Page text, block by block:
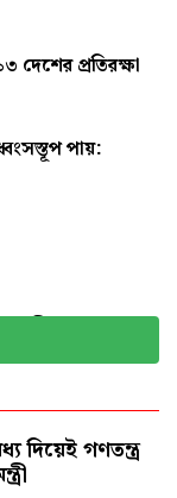
দেশের প্রতিরক্ষা
পায়:
নিয়োগ
দিয়েই গণতন্ত্র